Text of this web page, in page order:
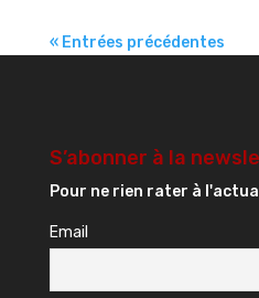
« Entrées précédentes
S’abonner à la
Pour ne rien rater à
Email